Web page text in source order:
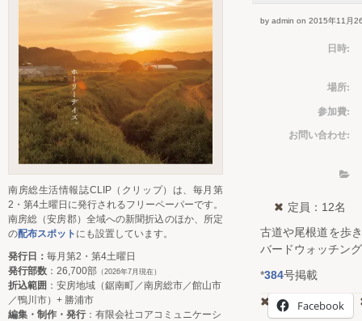
by admin on 2015年11月
日時:
場所:
参加費:
お問い合わせ:
定員：12名
古道や尾根道を歩
バードウォッチン
*384号掲載
Facebook
南房総生活情報誌CLIP（クリップ）は、毎月第
2・第4土曜日に発行されるフリーペーパーです。
南房総（安房郡）全域への新聞折込のほか、所定
の配布スポット にも設置しています。
発行日： 毎月第2・第4土曜日
発行部数 ：26,700部 （2026年7月現在）
折込範囲 ：安房地域（鋸南町／南房総市／館山市
／鴨川市）+ 勝浦市
編集・制作・発行：有限会社コアコミュニケーシ